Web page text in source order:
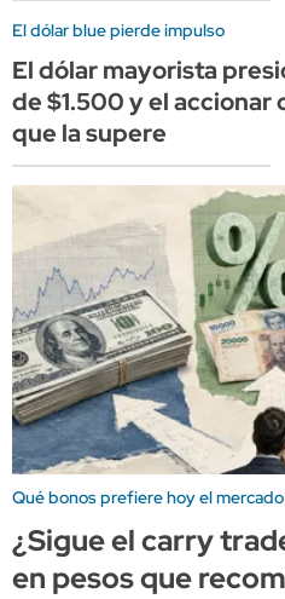
El dólar blue pierde impulso
El dólar mayorista
de $1.500 y el
que la supere
Qué bonos prefiere hoy el mercado
¿Sigue el carry
en pesos que